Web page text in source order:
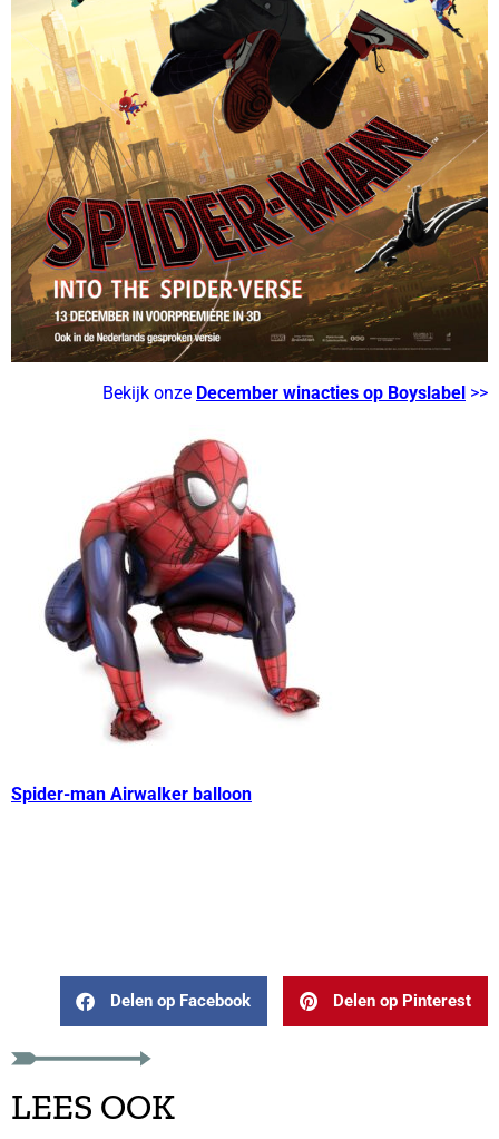
Bekijk onze December winacties op Boyslabel >>
Spider-man Airwalker balloon
Delen op Facebook Delen op Pinterest
LEES OOK